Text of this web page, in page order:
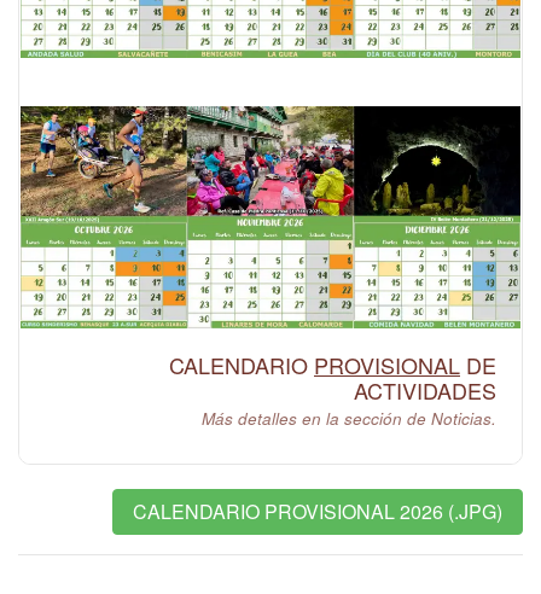
CALENDARIO PROVISIONAL DE
ACTIVIDADES
Más detalles en la sección de Noticias.
CALENDARIO PROVISIONAL 2026 (.JPG)